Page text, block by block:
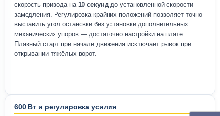
скорость привода на 10 секунд до установленной скорости
замедления. Регулировка крайних положений позволяет точно
выставить угол остановки без установки дополнительных
механических упоров — достаточно настройки на плате.
Плавный старт при начале движения исключает рывок при
открывании тяжёлых ворот.
600 Вт и регулировка усилия